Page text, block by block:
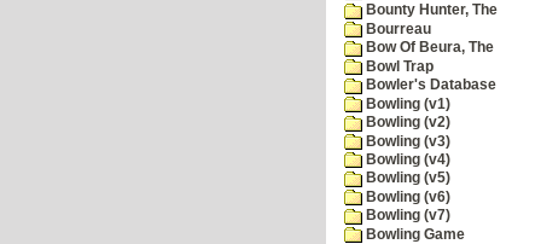
Bounty Hunter, The
Bourreau
Bow Of Beura, The
Bowl Trap
Bowler's Database
Bowling (v1)
Bowling (v2)
Bowling (v3)
Bowling (v4)
Bowling (v5)
Bowling (v6)
Bowling (v7)
Bowling Game